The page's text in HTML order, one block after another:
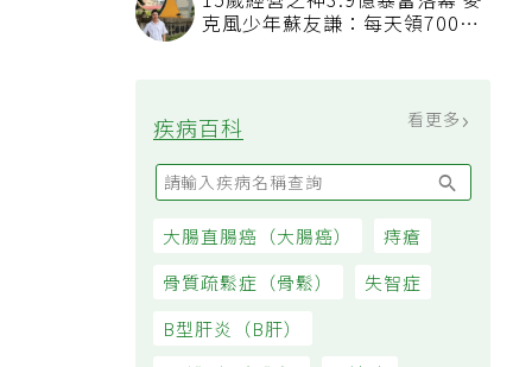
15歲經營之神3.9億暴富落幕 麥
疾病百科